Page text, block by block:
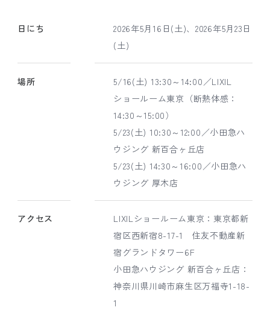
日にち
2026年5月16日(土)、2026年5月23日
(土)
場所
5/16(土) 13:30～14:00／LIXIL
ショールーム東京（断熱体感：
14:30～15:00）
5/23(土) 10:30～12:00／小田急ハ
ウジング 新百合ヶ丘店
5/23(土) 14:30～16:00／小田急ハ
ウジング 厚木店
アクセス
LIXILショールーム東京：東京都新
宿区西新宿8-17-1 住友不動産新
宿グランドタワー6F
小田急ハウジング 新百合ヶ丘店：
神奈川県川崎市麻生区万福寺1-18-
1